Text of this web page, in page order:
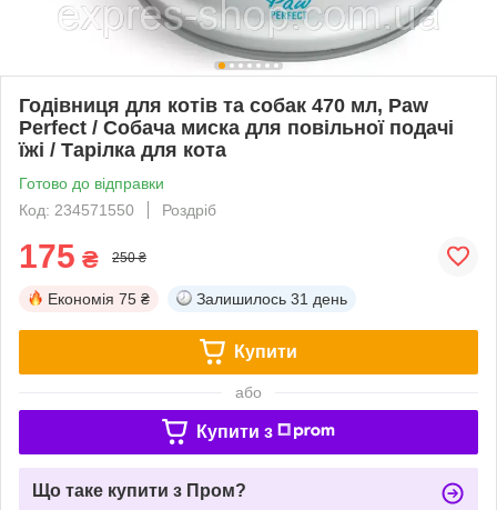
Годівниця для котів та собак 470 мл, Paw
Perfect / Собача миска для повільної подачі
їжі / Тарілка для кота
Готово до відправки
Код: 234571550
Роздріб
175 ₴ 250 ₴
Економія 75 ₴ Залишилось 31 день
Купити
або
Купити з
Що таке купити з Пром?